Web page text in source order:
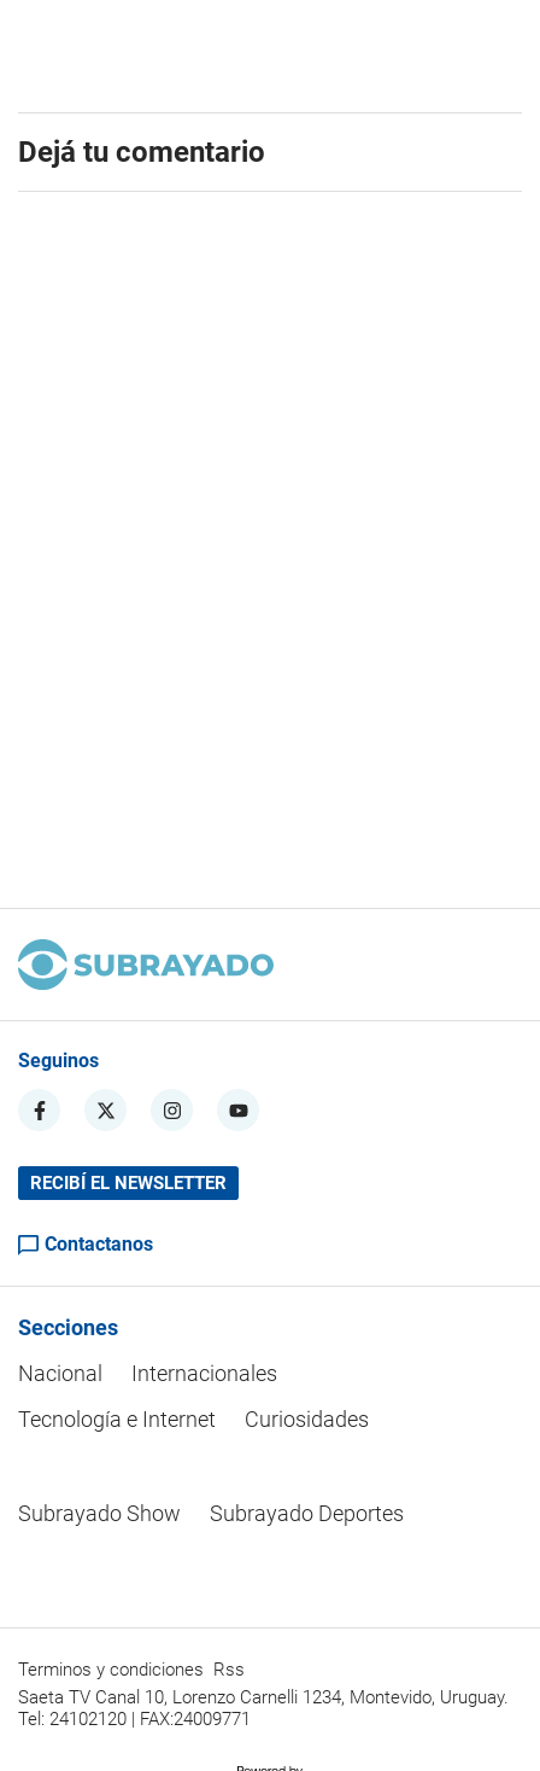
Dejá tu comentario
Seguinos
RECIBÍ EL NEWSLETTER
Contactanos
Secciones
Nacional
Internacionales
Tecnología e Internet
Curiosidades
Subrayado Show Subrayado Deportes
Terminos y condiciones Rss
Saeta TV Canal 10, Lorenzo Carnelli 1234, Montevido, Uruguay.
Tel: 24102120 | FAX:24009771